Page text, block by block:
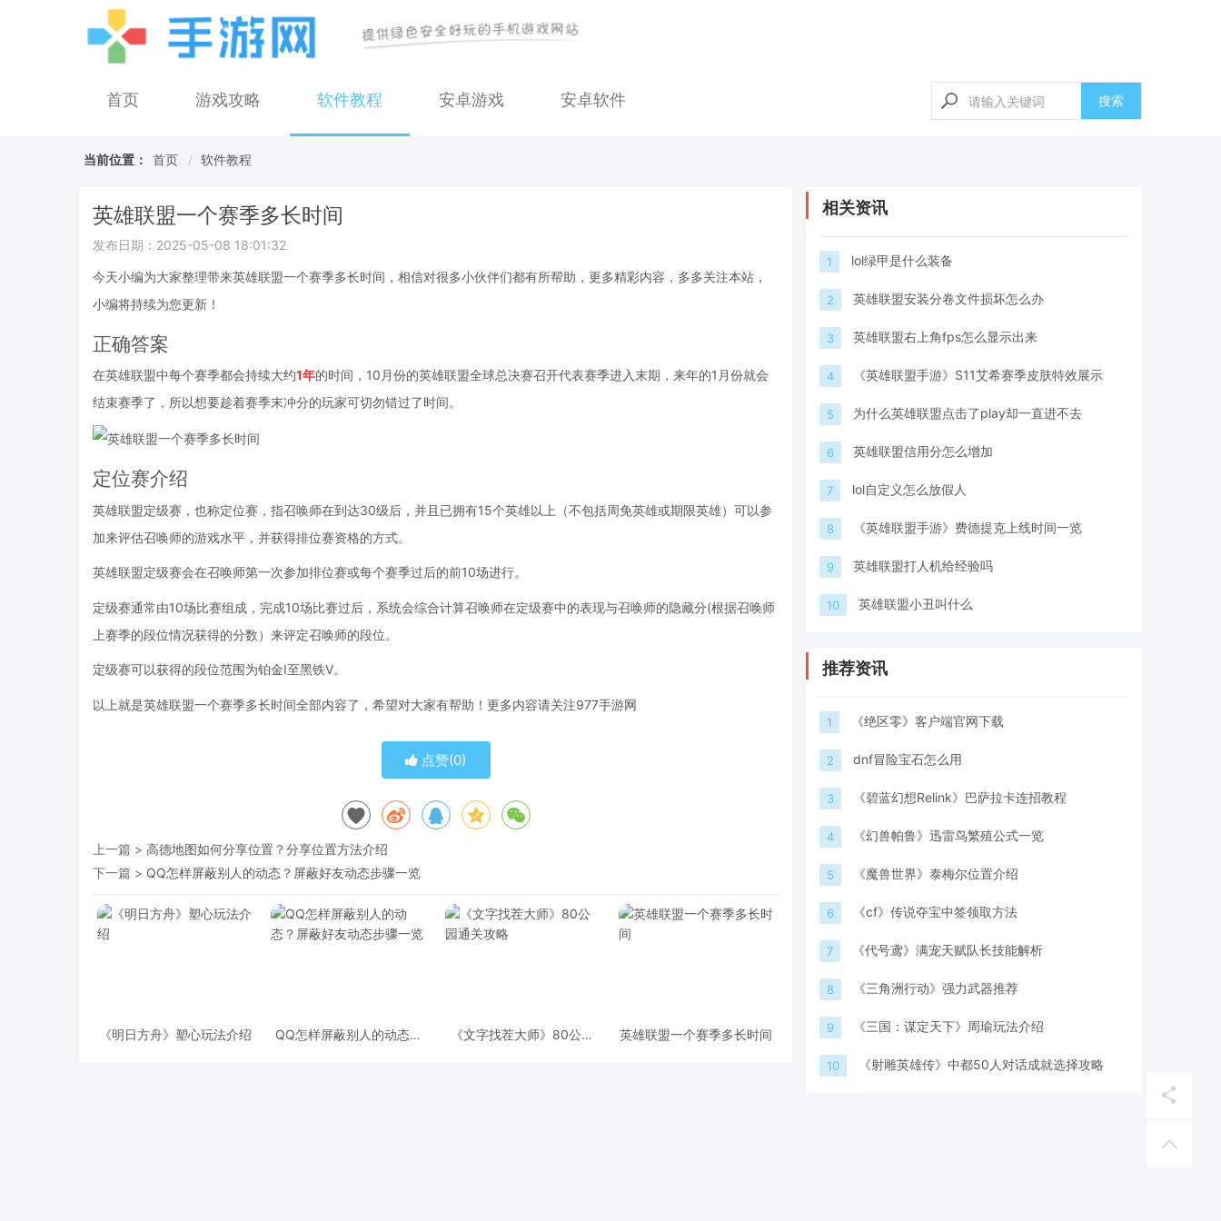
首页 游戏攻略 软件教程 安卓游戏 安卓软件 搜索
当前位置： 首页 软件教程
英雄联盟一个赛季多长时间
发布日期：2025-05-08 18:01:32
今天小编为大家整理带来英雄联盟一个赛季多长时间，相信对很多小伙伴们都有所帮助，更多精彩内容，多多关注本站，
小编将持续为您更新！
正确答案
在英雄联盟中每个赛季都会持续大约1年的时间，10月份的英雄联盟全球总决赛召开代表赛季进入末期，来年的1月份就会
结束赛季了，所以想要趁着赛季末冲分的玩家可切勿错过了时间。
定位赛介绍
英雄联盟定级赛，也称定位赛，指召唤师在到达30级后，并且已拥有15个英雄以上（不包括周免英雄或期限英雄）可以参
加来评估召唤师的游戏水平，并获得排位赛资格的方式。
英雄联盟定级赛会在召唤师第一次参加排位赛或每个赛季过后的前10场进行。
定级赛通常由10场比赛组成，完成10场比赛过后，系统会综合计算召唤师在定级赛中的表现与召唤师的隐藏分(根据召唤师
上赛季的段位情况获得的分数）来评定召唤师的段位。
定级赛可以获得的段位范围为铂金I至黑铁V。
以上就是英雄联盟一个赛季多长时间全部内容了，希望对大家有帮助！更多内容请关注977手游网
点赞(0)
上一篇 > 高德地图如何分享位置？分享位置方法介绍
下一篇 > QQ怎样屏蔽别人的动态？屏蔽好友动态步骤一览
《明日方舟》塑心玩法介绍
QQ怎样屏蔽别人的动态？
《文字找茬大师》80公园
英雄联盟一个赛季多长时间
相关资讯
1 lol绿甲是什么装备
2 英雄联盟安装分卷文件损坏怎么办
3 英雄联盟右上角fps怎么显示出来
4 《英雄联盟手游》S11艾希赛季皮肤特效展示
5 为什么英雄联盟点击了play却一直进不去
6 英雄联盟信用分怎么增加
7 lol自定义怎么放假人
8 《英雄联盟手游》费德提克上线时间一览
9 英雄联盟打人机给经验吗
10 英雄联盟小丑叫什么
推荐资讯
1 《绝区零》客户端官网下载
2 dnf冒险宝石怎么用
3 《碧蓝幻想Relink》巴萨拉卡连招教程
4 《幻兽帕鲁》迅雷鸟繁殖公式一览
5 《魔兽世界》泰梅尔位置介绍
6 《cf》传说夺宝中签领取方法
7 《代号鸢》满宠天赋队长技能解析
8 《三角洲行动》强力武器推荐
9 《三国：谋定天下》周瑜玩法介绍
10 《射雕英雄传》中都50人对话成就选择攻略